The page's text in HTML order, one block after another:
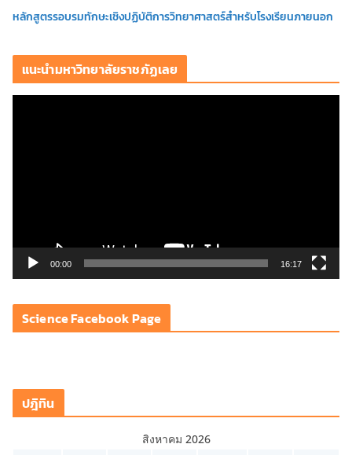
หลักสูตรรอบรมทักษะเชิงปฏิบัติการวิทยาศาสตร์สำหรับโรงเรียนภายนอก
แนะนำมหาวิทยาลัยราชภัฏเลย
ดี
โ
00:00 16:17
Science Facebook Page
ปฎิทิน
สิงหาคม 2026